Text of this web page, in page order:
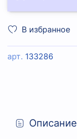
В избранное
арт. 133286
Описание